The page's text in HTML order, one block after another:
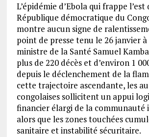
L’épidémie d’Ebola qui frappe l’est
République démocratique du
montre aucun signe de
point de presse tenu le 26 janvier à
ministre de la Santé Samuel
plus de 220 décès et d’environ 1
depuis le déclenchement de la
cette trajectoire ascendante, les
congolaises sollicitent un appui
financier élargi de la
alors que les zones touchées
sanitaire et instabilité sécuritaire.